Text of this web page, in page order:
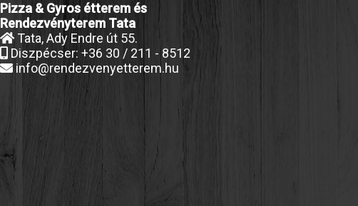
Pizza & Gyros étterem és
Rendezvényterem Tata
Tata, Ady Endre út 55.
Diszpécser: +36 30 / 211 - 8512
info@rendezvenyetterem.hu